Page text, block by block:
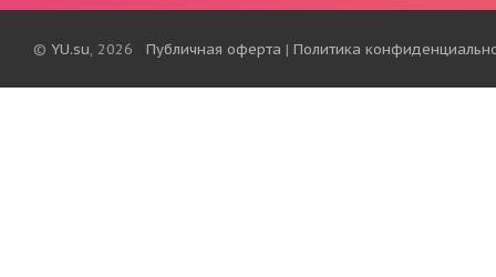
© YU.su, 2026 Публичная оферта | Политика